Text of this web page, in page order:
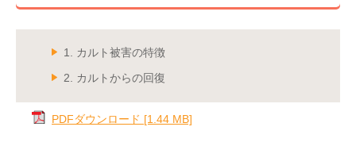
1. カルト被害の特徴
2. カルトからの回復
PDFダウンロード [1.44 MB]